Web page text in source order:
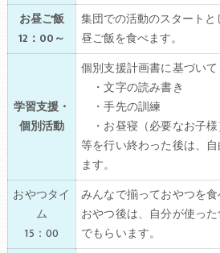
お昼ご飯
12：00～
集団での活動のスタート
昼ご飯を食べます。
学習支援・
個別活動
個別支援計画書に基づいて
・文字の読み書き
・手先の訓練
・お昼寝（必要なお子様
等を行い終わった後は、
ます。
おやつタイ
ム
15：00
みんなで揃っておやつを食
おやつ後は、自分が使っ
でもらいます。